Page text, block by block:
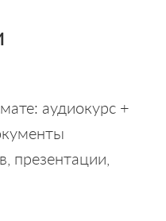
аудиокурс +
презентации,